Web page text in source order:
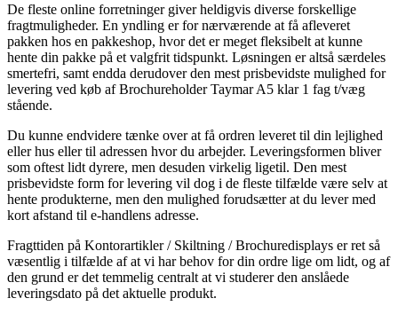
De fleste online forretninger giver heldigvis diverse forskellige
fragtmuligheder. En yndling er for nærværende at få afleveret
pakken hos en pakkeshop, hvor det er meget fleksibelt at kunne
hente din pakke på et valgfrit tidspunkt. Løsningen er altså særdeles
smertefri, samt endda derudover den mest prisbevidste mulighed for
levering ved køb af Brochureholder Taymar A5 klar 1 fag t/væg
stående.
Du kunne endvidere tænke over at få ordren leveret til din lejlighed
eller hus eller til adressen hvor du arbejder. Leveringsformen bliver
som oftest lidt dyrere, men desuden virkelig ligetil. Den mest
prisbevidste form for levering vil dog i de fleste tilfælde være selv at
hente produkterne, men den mulighed forudsætter at du lever med
kort afstand til e-handlens adresse.
Fragttiden på Kontorartikler / Skiltning / Brochuredisplays er ret så
væsentlig i tilfælde af at vi har behov for din ordre lige om lidt, og af
den grund er det temmelig centralt at vi studerer den anslåede
leveringsdato på det aktuelle produkt.